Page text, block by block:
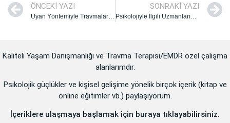
ÖNCEKI YAZI SONRAKI YAZI
Psikolojiyle İlgili Uzmanların Hap Bilgiler ve Reçeteler Vermesi Doğru mudur?
Kaliteli Yaşam Danışmanlığı ve Travma Terapisi/EMDR özel çalışma
alanlarımdır.
Psikolojik güçlükler ve kişisel gelişime yönelik birçok içerik (kitap ve
online eğitimler vb.) paylaşıyorum.
İçeriklere ulaşmaya başlamak için buraya tıklayabilirsiniz.